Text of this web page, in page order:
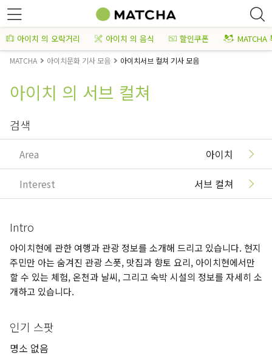
아이치 의 오락거리 아이치 의 음식 할인쿠폰 MATCHA
MATCHA 아이치문화 기사 모음 아이치서브 컬쳐 기사 모음
아이치 의 서브 컬쳐
검색
Area 아이치
Interest 서브 컬쳐
Intro
아이치현에 관한 여행과 관광 정보를 소개해 드리고 있습니다. 현지
주민만 아는 숨겨진 관광 스폿, 맛집과 향토 요리, 아이치현에서만
할 수 있는 체험, 온천과 날씨, 그리고 숙박 시설의 정보를 자세히 소
개하고 있습니다.
인기 스팟
명소 없음